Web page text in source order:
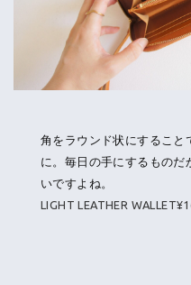
角をラウンド状にすること
に。毎日の手にするものだ
いですよね。
LIGHT LEATHER